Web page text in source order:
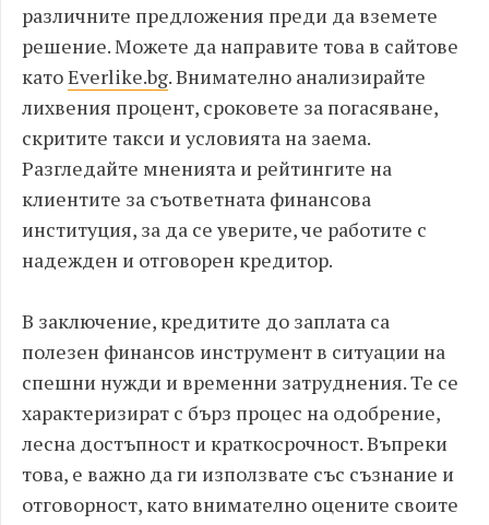
различните предложения преди да вземете
решение. Можете да направите това в сайтове
катоEverlike.bg. Внимателно анализирайте
лихвения процент, сроковете за погасяване,
скритите такси и условията на заема.
Разгледайте мненията и рейтингите на
клиентите за съответната финансова
институция, за да се уверите, че работите с
надежден и отговорен кредитор.
В заключение, кредитите до заплата са
полезен финансов инструмент в ситуации на
спешни нужди и временни затруднения. Те се
характеризират с бърз процес на одобрение,
лесна достъпност и краткосрочност. Въпреки
това, е важно да ги използвате със съзнание и
отговорност, като внимателно оцените своите